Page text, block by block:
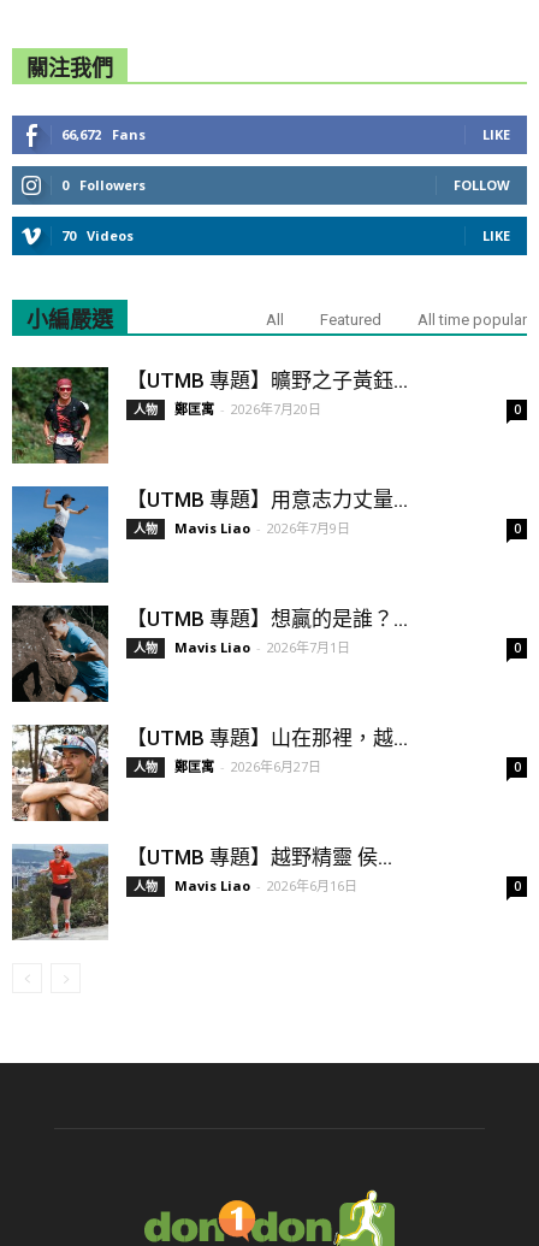
關注我們
66,672 Fans LIKE
0 Followers FOLLOW
70 Videos LIKE
小編嚴選 All Featured All time popular
【UTMB 專題】曠野之子黃鈺...
人物 鄭匡寓 - 2026年7月20日 0
【UTMB 專題】用意志力丈量...
人物 Mavis Liao - 2026年7月9日 0
【UTMB 專題】想贏的是誰？...
人物 Mavis Liao - 2026年7月1日 0
【UTMB 專題】山在那裡，越...
人物 鄭匡寓 - 2026年6月27日 0
【UTMB 專題】越野精靈 侯...
人物 Mavis Liao - 2026年6月16日 0